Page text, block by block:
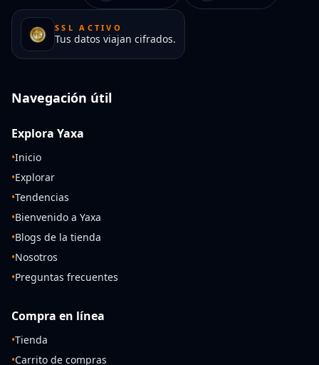
SSL ACTIVO
Tus datos viajan cifrados.
Navegación útil
Explora Yaxa
•Inicio
•Explorar
•Tendencias
•Bienvenido a Yaxa
•Blogs de la tienda
•Nosotros
•Preguntas frecuentes
Compra en línea
•Tienda
•Carrito de compras